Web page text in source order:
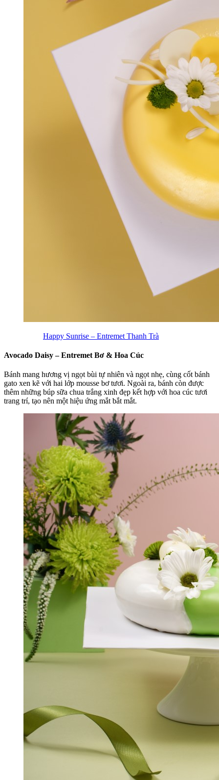
Happy Sunrise – Entremet Thanh Trà
Avocado Daisy – Entremet Bơ & Hoa Cúc
Bánh mang hương vị ngọt bùi tự nhiên và ngọt nhẹ, cùng cốt bánh
gato xen kẽ với hai lớp mousse bơ tươi. Ngoài ra, bánh còn được
thêm những búp sữa chua trắng xinh đẹp kết hợp với hoa cúc tươi
trang trí, tạo nên một hiệu ứng mắt bắt mắt.